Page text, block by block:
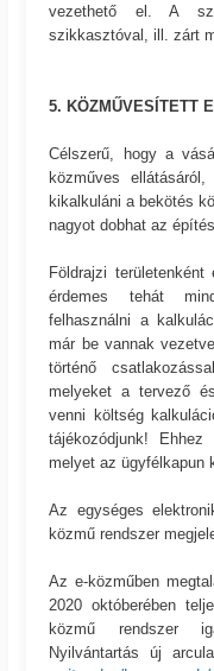
vezethető el. A
szikkasztóval, ill. zárt
5. KÖZMŰVESÍTETT
Célszerű, hogy a
közműves
kikalkuláni a bekötés
nagyot dobhat az
Földrajzi
érdemes tehát
felhasználni a
már be vannak
történő
melyeket a tervező
venni költség
tájékozódjunk!
melyet az ügyfélkapun
Az egységes
közmű rendszer
Az e-közműben
2020 októberében
közmű rendszer
Nyilvántartás új